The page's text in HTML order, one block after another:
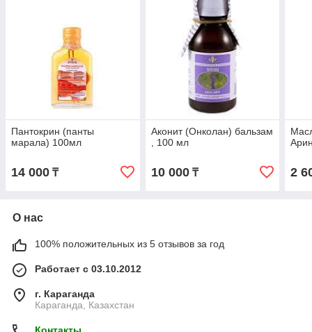
Пантокрин (панты
марала) 100мл
14 000 ₸
Аконит (Онколан) бальзам
, 100 мл
10 000₸ 2
О нас
100% положительных из 5 отзывов за год
Работает с 03.10.2012
г. Караганда
Караганда, Казахстан